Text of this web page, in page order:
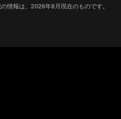
情報は、2026年8月現在のものです。